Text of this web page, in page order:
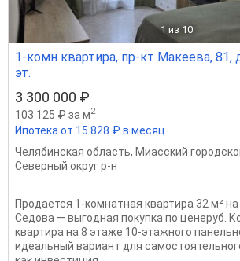
1 из 10
1-комн квартира, пр-кт Макеева, 81,
эт.
3 300 000 ₽
103 125 ₽ за м2
Ипотека от 15 828 ₽ в месяц
Челябинская область, Миасский
Северный округ р-н
Продается 1‑комнатная квартира 32 м² на
Седова — выгодная покупка по ценеруб.
квартира на 8 этаже 10‑этажного
идеальный вариант для